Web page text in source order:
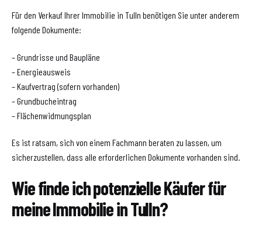
Für den Verkauf Ihrer Immobilie in Tulln benötigen Sie unter anderem
folgende Dokumente:
– Grundrisse und Baupläne
– Energieausweis
– Kaufvertrag (sofern vorhanden)
– Grundbucheintrag
– Flächenwidmungsplan
Es ist ratsam, sich von einem Fachmann beraten zu lassen, um
sicherzustellen, dass alle erforderlichen Dokumente vorhanden sind.
Wie finde ich potenzielle Käufer für
meine Immobilie in Tulln?